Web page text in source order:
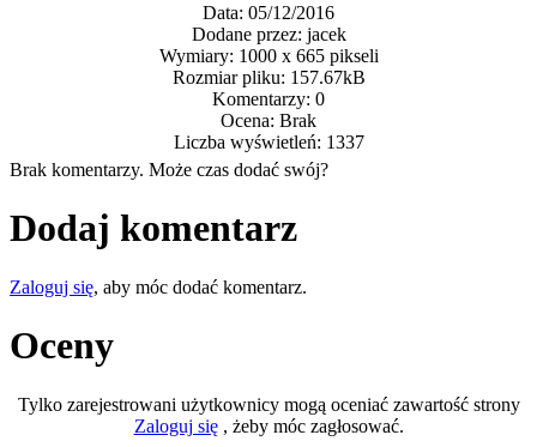
Data: 05/12/2016
Dodane przez: jacek
Wymiary: 1000 x 665 pikseli
Rozmiar pliku: 157.67kB
Komentarzy: 0
Ocena: Brak
Liczba wyświetleń: 1337
Brak komentarzy. Może czas dodać swój?
Dodaj komentarz
Zaloguj się, aby móc dodać komentarz.
Oceny
Tylko zarejestrowani użytkownicy mogą oceniać zawartość strony
Zaloguj się, żeby móc zagłosować.